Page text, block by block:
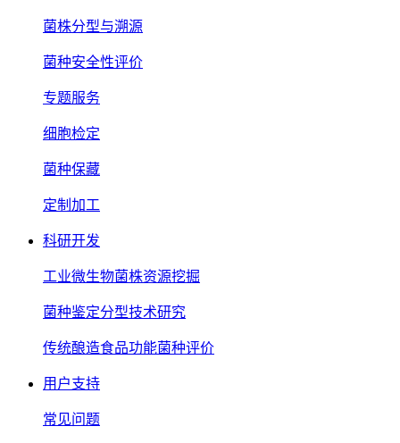
菌株分型与溯源
菌种安全性评价
专题服务
细胞检定
菌种保藏
定制加工
科研开发
工业微生物菌株资源挖掘
菌种鉴定分型技术研究
传统酿造食品功能菌种评价
用户支持
常见问题